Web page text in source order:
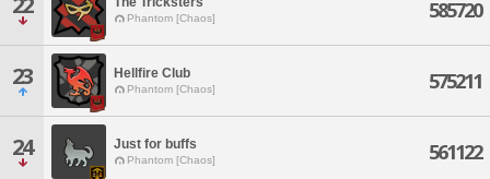
Phantom [Chaos] 585720
23 Hellfire Club
Phantom [Chaos] 575211
24 Just for buffs
Phantom [Chaos] 561122